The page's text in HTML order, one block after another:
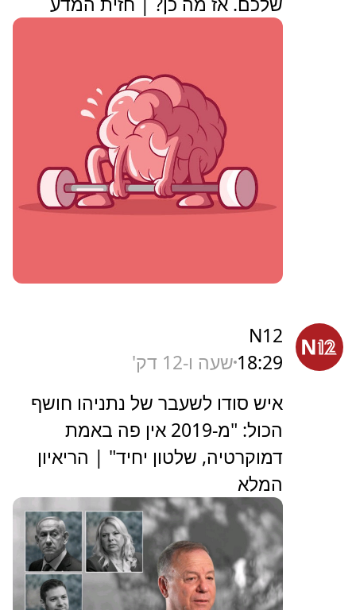
N12
18:29 שעה ו-12 דק'
איש סודו לשעבר של נתניהו חושף
הכול: "מ-2019 אין פה באמת
דמוקרטיה, שלטון יחיד" | הריאיון
המלא